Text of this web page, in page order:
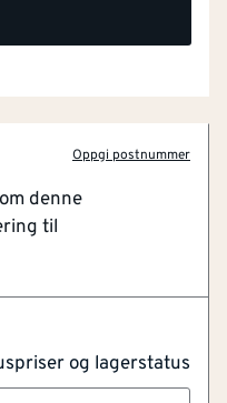
og lagerstatus
Oppgi postnummer
denne
til